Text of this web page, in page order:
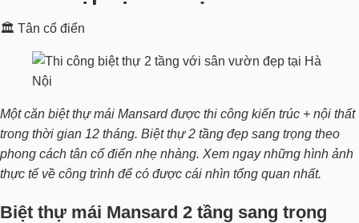
🏛 Tân cổ điển
Một căn biệt thự mái Mansard được thi công kiến trúc + nội thất
trong thời gian 12 tháng. Biệt thự 2 tầng đẹp sang trọng theo
phong cách tân cổ điển nhẹ nhàng. Xem ngay những hình ảnh
thực tế về công trình để có được cái nhìn tổng quan nhất.
Biệt thự mái Mansard 2 tầng sang trọng